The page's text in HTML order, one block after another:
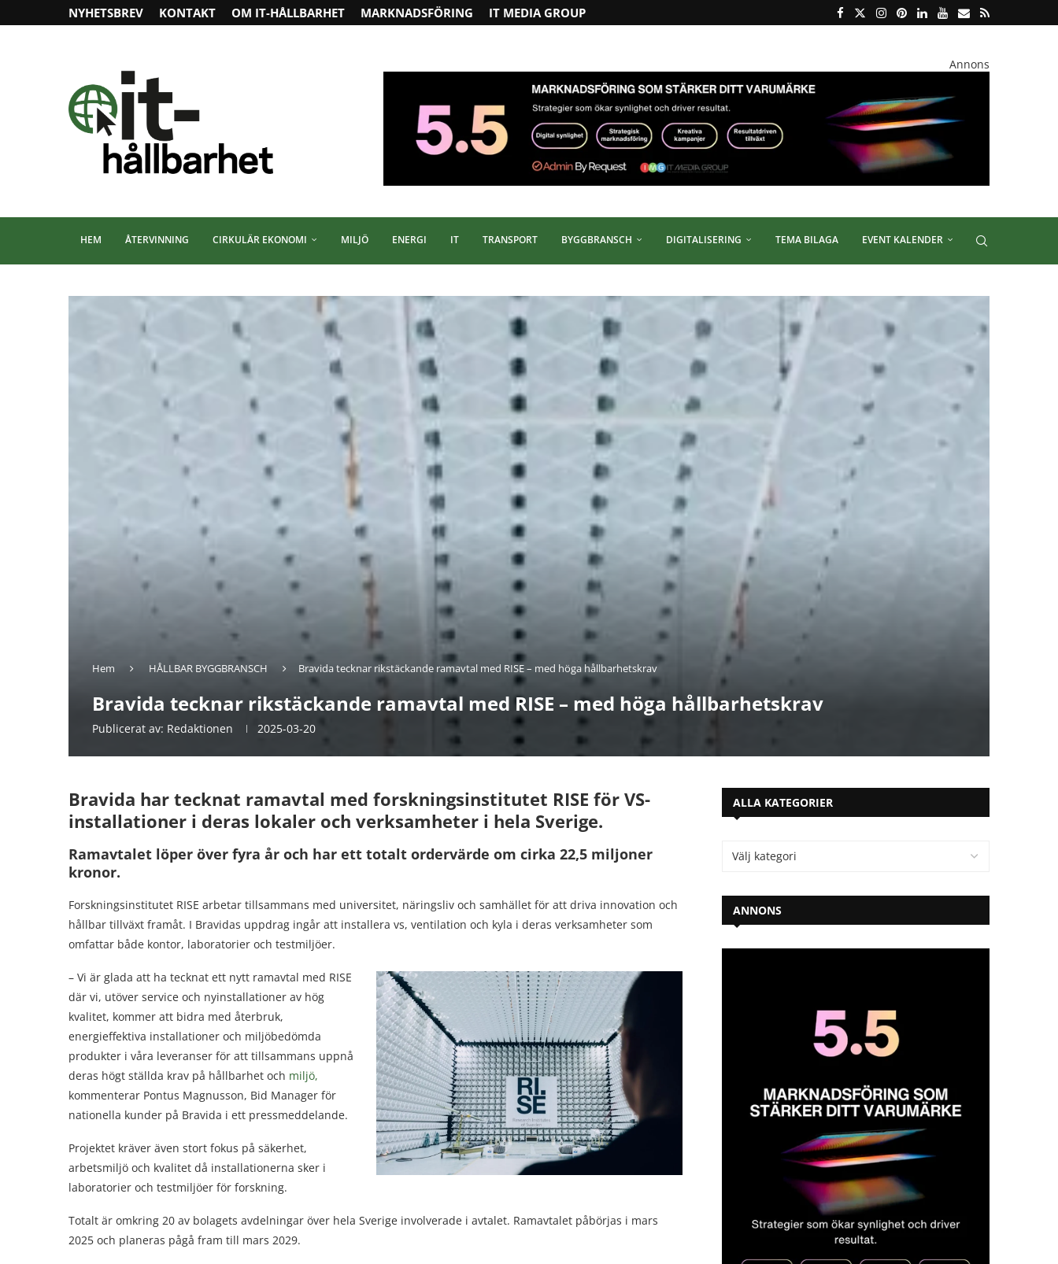
NYHETSBREV KONTAKT OM IT-HÅLLBARHET MARKNADSFÖRING IT MEDIA GROUP
Annons
HEM ÅTERVINNING CIRKULÄR EKONOMI MILJÖ ENERGI IT TRANSPORT BYGGBRANSCH DIGITALISERING TEMA BILAGA EVENT KALENDER
Hem HÅLLBAR BYGGBRANSCH Bravida tecknar rikstäckande ramavtal med RISE – med höga hållbarhetskrav
Bravida tecknar rikstäckande ramavtal med RISE – med höga hållbarhetskrav
Publicerat av: Redaktionen 2025-03-20
Bravida har tecknat ramavtal med forskningsinstitutet RISE för VS-
installationer i deras lokaler och verksamheter i hela Sverige.
Ramavtalet löper över fyra år och har ett totalt ordervärde om cirka 22,5 miljoner
kronor.
Forskningsinstitutet RISE arbetar tillsammans med universitet, näringsliv och samhället för att driva innovation och
hållbar tillväxt framåt. I Bravidas uppdrag ingår att installera vs, ventilation och kyla i deras verksamheter som
omfattar både kontor, laboratorier och testmiljöer.
– Vi är glada att ha tecknat ett nytt ramavtal med RISE
där vi, utöver service och nyinstallationer av hög
kvalitet, kommer att bidra med återbruk,
energieffektiva installationer och miljöbedömda
produkter i våra leveranser för att tillsammans uppnå
deras högt ställda krav på hållbarhet och miljö,
kommenterar Pontus Magnusson, Bid Manager för
nationella kunder på Bravida i ett pressmeddelande.
Projektet kräver även stort fokus på säkerhet,
arbetsmiljö och kvalitet då installationerna sker i
laboratorier och testmiljöer för forskning.
Totalt är omkring 20 av bolagets avdelningar över hela Sverige involverade i avtalet. Ramavtalet påbörjas i mars
2025 och planeras pågå fram till mars 2029.
ALLA KATEGORIER
ANNONS